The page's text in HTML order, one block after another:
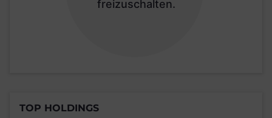
freizuschalten.
TOP HOLDINGS